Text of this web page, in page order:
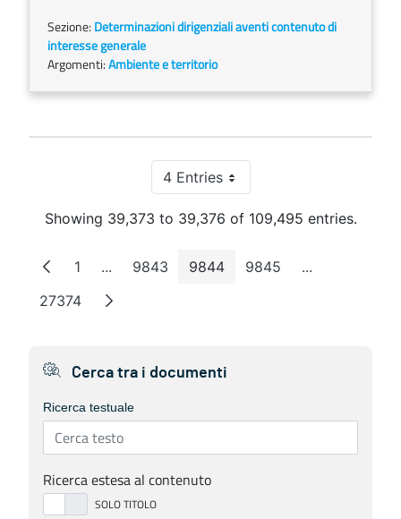
Sezione: Determinazioni dirigenziali aventi contenuto di
interesse generale
Argomenti:Ambiente e territorio
4 EntriesPer Page
Showing 39,373 to 39,376 of 109,495 entries.
Page
1 ...Intermediate Pages
Page
9843 Page
9844 Page
9845 ...Intermediate
Page
27374
Cerca tra i documenti
Ricerca testuale
Ricerca estesa al contenuto